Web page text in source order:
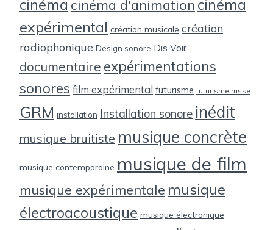
cinéma cinéma d'animation cinéma
expérimental création musicale création
radiophonique Design sonore Dis Voir
documentaire expérimentations
sonores film expérimental futurisme futurisme russe
GRM installation Installation sonore inédit
musique bruitiste musique concrète
musique contemporaine musique de film
musique expérimentale musique
électroacoustique musique électronique